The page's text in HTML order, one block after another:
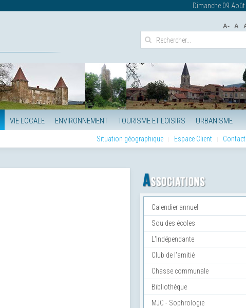
Dimanche 09
A- A
VIE LOCALE ENVIRONNEMENT TOURISME ET LOISIRS URBANISME
Situation géographique Espace Client Contact
Calendier annuel
Sou des écoles
L'Indépendante
Club de l'amitié
Chasse communale
Bibliothèque
MJC - Sophrologie